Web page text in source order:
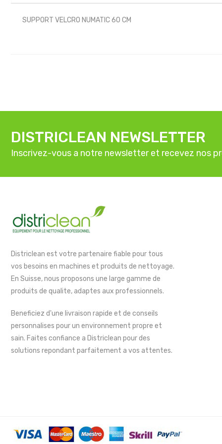
SUPPORT VELCRO NUMATIC 60 CM
DISTRICLEAN NEWSLETTER
Inscrivez-vous a notre newsletter et recevez nos
Districlean est votre partenaire fiable pour tous
vos besoins en machines et produits de nettoyage.
En Suisse, nous proposons une large gamme de
produits de qualite, adaptes aux professionnels.
Beneficiez d'une livraison rapide et de conseils
personnalises pour un environnement propre et
sain. Faites confiance a Districlean pour des
solutions repondant parfaitement a vos attentes.